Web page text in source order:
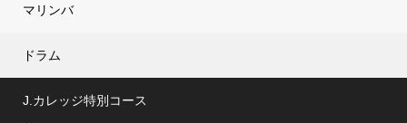
マリンバ
ドラム
J.カレッジ特別コース